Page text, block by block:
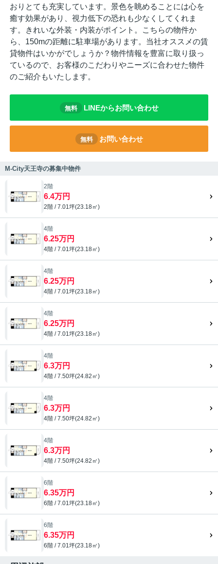
おりとても充実しています。景色を眺めることには心を
癒す効果があり、視力低下の恐れも少なくしてくれま
す。きれいな外装・内装がポイント。こちらの物件か
ら、150mの距離に駐車場があります。当社オススメの賃
貸物件はいかがでしょうか？物件情報を豊富に取り扱っ
ているので、お客様のこだわりやニーズに合わせた物件
のご紹介もいたします。
無料 LINEからお問い合わせ
無料 お問い合わせ
M-City天王寺の募集中物件
2階
6.4万円
2階 / 7.01坪(23.18㎡)
4階
6.25万円
4階 / 7.01坪(23.18㎡)
4階
6.25万円
4階 / 7.01坪(23.18㎡)
4階
6.25万円
4階 / 7.01坪(23.18㎡)
4階
6.3万円
4階 / 7.50坪(24.82㎡)
4階
6.3万円
4階 / 7.50坪(24.82㎡)
4階
6.3万円
4階 / 7.50坪(24.82㎡)
6階
6.35万円
6階 / 7.01坪(23.18㎡)
6階
6.35万円
6階 / 7.01坪(23.18㎡)